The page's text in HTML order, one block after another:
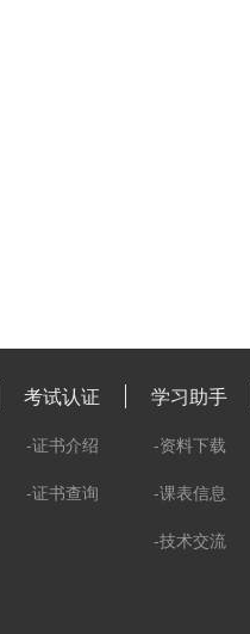
考试认证
-证书介绍
-证书查询
学习助手
-资料下载
-课表信息
-技术交流